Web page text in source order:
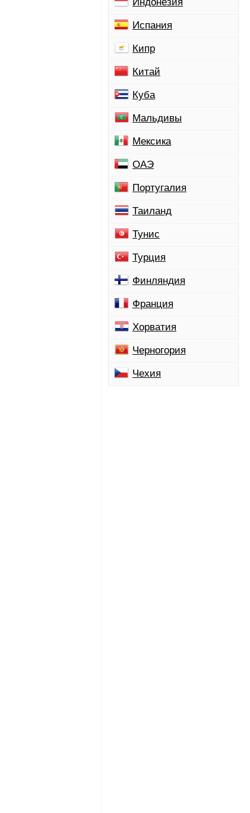
Испания
Кипр
Китай
Куба
Мальдивы
Мексика
ОАЭ
Португалия
Таиланд
Тунис
Турция
Финляндия
Франция
Хорватия
Черногория
Чехия